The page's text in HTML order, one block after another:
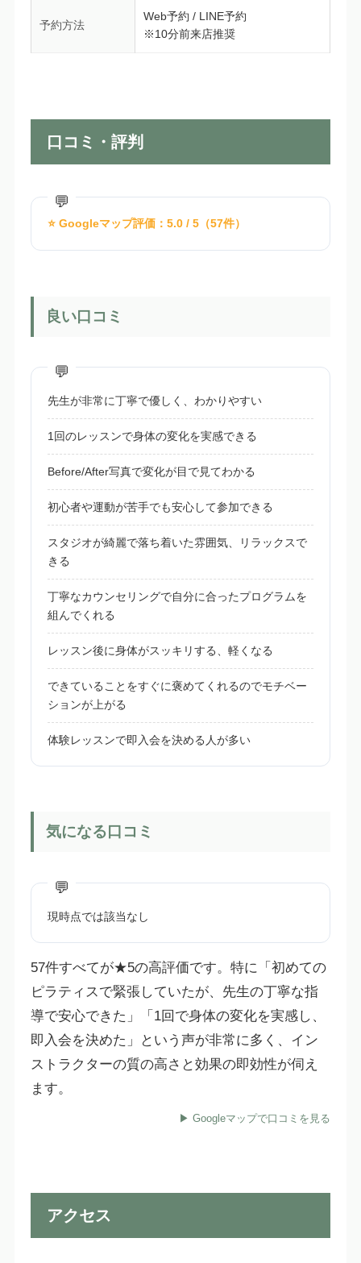
予約方法
Web予約 / LINE予約
※10分前来店推奨
口コミ・評判
⭐ Googleマップ評価：5.0 / 5（57件）
良い口コミ
先生が非常に丁寧で優しく、わかりやすい
1回のレッスンで身体の変化を実感できる
Before/After写真で変化が目で見てわかる
初心者や運動が苦手でも安心して参加できる
スタジオが綺麗で落ち着いた雰囲気、リラックスで
きる
丁寧なカウンセリングで自分に合ったプログラムを
組んでくれる
レッスン後に身体がスッキリする、軽くなる
できていることをすぐに褒めてくれるのでモチベー
ションが上がる
体験レッスンで即入会を決める人が多い
気になる口コミ
現時点では該当なし
57件すべてが★5の高評価です。特に「初めての
ピラティスで緊張していたが、先生の丁寧な指
導で安心できた」「1回で身体の変化を実感し、
即入会を決めた」という声が非常に多く、イン
ストラクターの質の高さと効果の即効性が伺え
ます。
▶ Googleマップで口コミを見る
アクセス